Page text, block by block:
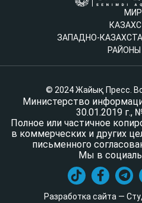
МИР
ЗАПАДНО-
© 2024 Жайық Пресс.
Министерство
30.01.2019 г.,
Полное или частичное
в коммерческих и других
письменного
Мы в
Разработка сайта —